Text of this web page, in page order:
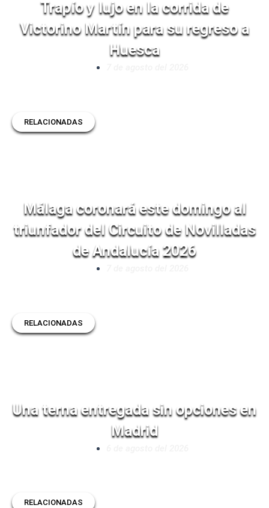
Trapío y lujo en la corrida de
Victorino Martín para su regreso a
Huesca
RELACIONADAS
Málaga coronará este domingo al
triunfador del Circuito de Novilladas
de Andalucía 2026
RELACIONADAS
Una terna entregada sin opciones en
Madrid
RELACIONADAS